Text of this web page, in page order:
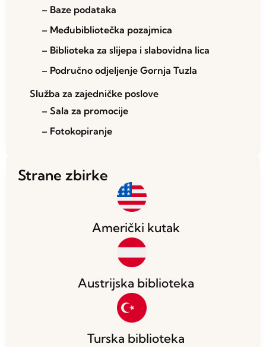
– Baze podataka
– Međubibliotečka pozajmica
– Biblioteka za slijepa i slabovidna lica
– Područno odjeljenje Gornja Tuzla
Služba za zajedničke poslove
– Sala za promocije
– Fotokopiranje
Strane zbirke
Američki kutak
Austrijska biblioteka
Turska biblioteka